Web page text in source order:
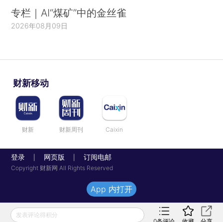
专栏｜AI“煤矿”中的金丝雀
2026年08月09日
财新移动
财新 财新周刊 Caixin
登录 网页版 订阅电邮
Copyright 财新网 All Rights Reserved
发表评论得积分
App 内打开